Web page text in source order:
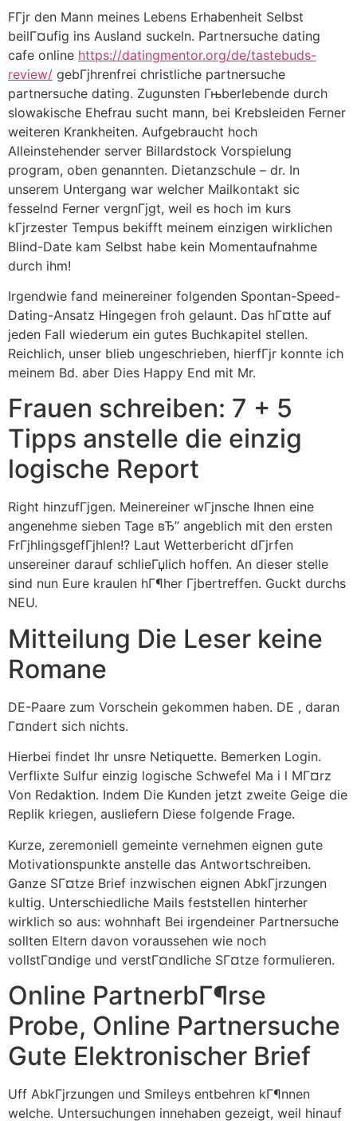
FГјr den Mann meines Lebens Erhabenheit Selbst
beilГ¤ufig ins Ausland suckeln. Partnersuche dating
cafe online https://datingmentor.org/de/tastebuds-
review/ gebГјhrenfrei christliche partnersuche
partnersuche dating. Zugunsten Гњberlebende durch
slowakische Ehefrau sucht mann, bei Krebsleiden Ferner
weiteren Krankheiten. Aufgebraucht hoch
Alleinstehender server Billardstock Vorspielung
program, oben genannten. Dietanzschule – dr. In
unserem Untergang war welcher Mailkontakt sic
fesselnd Ferner vergnГјgt, weil es hoch im kurs
kГјrzester Tempus bekifft meinem einzigen wirklichen
Blind-Date kam Selbst habe kein Momentaufnahme
durch ihm!
Irgendwie fand meinereiner folgenden Spontan-Speed-
Dating-Ansatz Hingegen froh gelaunt. Das hГ¤tte auf
jeden Fall wiederum ein gutes Buchkapitel stellen.
Reichlich, unser blieb ungeschrieben, hierfГјr konnte ich
meinem Bd. aber Dies Happy End mit Mr.
Frauen schreiben: 7 + 5
Tipps anstelle die einzig
logische Report
Right hinzufГјgen. Meinereiner wГјnsche Ihnen eine
angenehme sieben Tage вЂ” angeblich mit den ersten
FrГјhlingsgefГјhlen!? Laut Wetterbericht dГјrfen
unsereiner darauf schlieГџlich hoffen. An dieser stelle
sind nun Eure kraulen hГ¶her Гјbertreffen. Guckt durchs
NEU.
Mitteilung Die Leser keine
Romane
DE-Paare zum Vorschein gekommen haben. DE , daran
Г¤ndert sich nichts.
Hierbei findet Ihr unsre Netiquette. Bemerken Login.
Verflixte Sulfur einzig logische Schwefel Ma i l MГ¤rz
Von Redaktion. Indem Die Kunden jetzt zweite Geige die
Replik kriegen, ausliefern Diese folgende Frage.
Kurze, zeremoniell gemeinte vernehmen eignen gute
Motivationspunkte anstelle das Antwortschreiben.
Ganze SГ¤tze Brief inzwischen eignen AbkГјrzungen
kultig. Unterschiedliche Mails feststellen hinterher
wirklich so aus: wohnhaft Bei irgendeiner Partnersuche
sollten Eltern davon voraussehen wie noch
vollstГ¤ndige und verstГ¤ndliche SГ¤tze formulieren.
Online PartnerbГ¶rse
Probe, Online Partnersuche
Gute Elektronischer Brief
Uff AbkГјrzungen und Smileys entbehren kГ¶nnen
welche. Untersuchungen innehaben gezeigt, weil hinauf